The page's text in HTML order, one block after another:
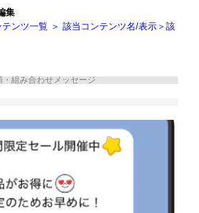
集
ンツ一覧 ＞ 該当コンテンツ名/表示＞該
組み合わせメッセージ